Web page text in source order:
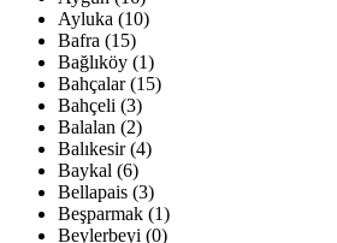
Ayluka (10)
Bafra (15)
Bağlıköy (1)
Bahçalar (15)
Bahçeli (3)
Balalan (2)
Balıkesir (4)
Baykal (6)
Bellapais (3)
Beşparmak (1)
Beylerbeyi (0)